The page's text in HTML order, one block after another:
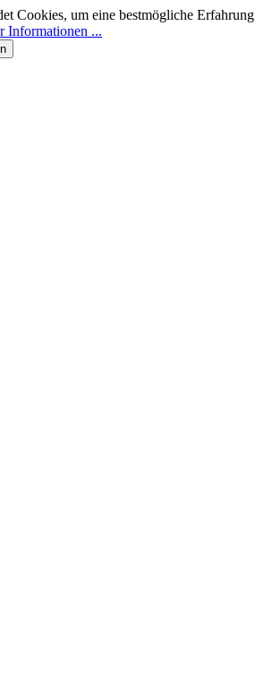
Cookies, um eine bestmögliche Erfahrung
Informationen ...